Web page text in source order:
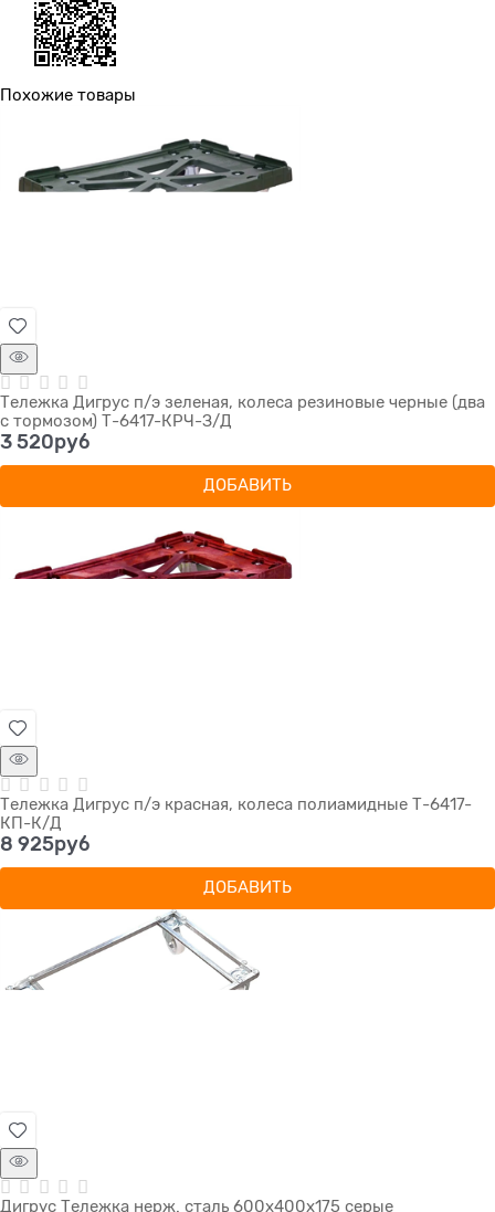
Похожие товары
Тележка Дигрус п/э зеленая, колеса резиновые черные (два
с тормозом) Т-6417-КРЧ-З/Д
3 520руб
ДОБАВИТЬ
Тележка Дигрус п/э красная, колеса полиамидные Т-6417-
КП-К/Д
8 925руб
ДОБАВИТЬ
Дигрус Тележка нерж. сталь 600х400х175 серые